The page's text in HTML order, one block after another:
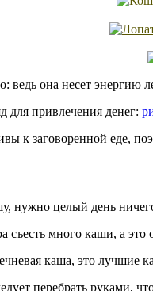
ведь она несет энергию
для привлечения денег:
к заговоренной еде,
нужно целый день
съесть много каши, а
каша, это лучшие
перебрать руками,